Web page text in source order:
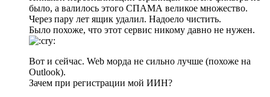
было, а валилось этого СПАМА великое множество.
Через пару лет ящик удалил. Надоело чистить.
Было похоже, что этот сервис никому давно не нужен.
Вот и сейчас. Web морда не сильно лучше (похоже на
Outlook).
Зачем при регистрации мой ИИН?